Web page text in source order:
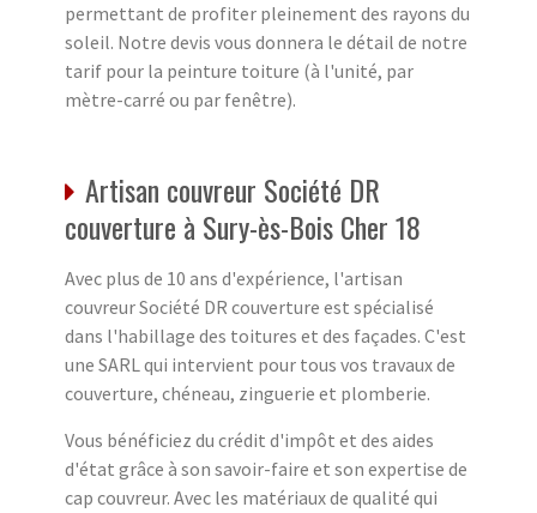
permettant de profiter pleinement des rayons du
soleil. Notre devis vous donnera le détail de notre
tarif pour la peinture toiture (à l'unité, par
mètre-carré ou par fenêtre).
Artisan couvreur Société DR
couverture à Sury-ès-Bois Cher 18
Avec plus de 10 ans d'expérience, l'artisan
couvreur Société DR couverture est spécialisé
dans l'habillage des toitures et des façades. C'est
une SARL qui intervient pour tous vos travaux de
couverture, chéneau, zinguerie et plomberie.
Vous bénéficiez du crédit d'impôt et des aides
d'état grâce à son savoir-faire et son expertise de
cap couvreur. Avec les matériaux de qualité qui